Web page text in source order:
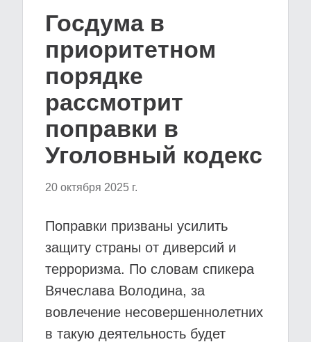
Госдума в
приоритетном
порядке
рассмотрит
поправки в
Уголовный кодекс
20 октября 2025 г.
Поправки призваны усилить
защиту страны от диверсий и
терроризма. По словам спикера
Вячеслава Володина, за
вовлечение несовершеннолетних
в такую деятельность будет